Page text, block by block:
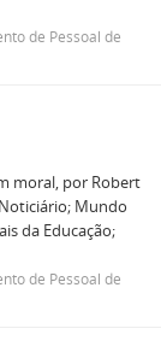
de Pessoal de
moral, por Robert
Mundo
da Educação;
de Pessoal de